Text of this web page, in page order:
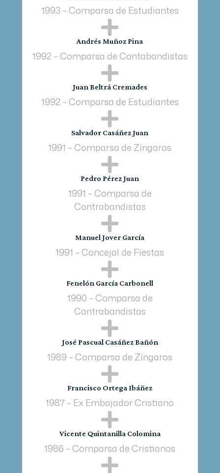
1993 – Comparsa de Estudiantes

Andrés Muñoz Pina
1992 – Comparsa de Contabandistas

Juan Beltrá Cremades
1992 – Comparsa de Estudiantes

Salvador Casáñez Juan
1991 – Comparsa de Zíngaros

Pedro Pérez Juan
1991 – Comparsa de
Contrabandistas

Manuel Jover García
1991 – Concejal de Fiestas

Fenelón García Carbonell
1990 – Comparsa de
Contrabandistas

José Pascual Casáñez Bañón
1989 – Comparsa de Zíngaros

Francisco Ortega Ibáñez
1987 – Ex Embajador Cristiano

Vicente Quintanilla Colomina
1986 – Comparsa de Cristianos
